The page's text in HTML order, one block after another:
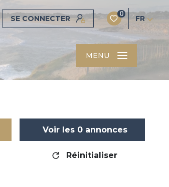
SE CONNECTER
0
FR
MENU
Voir les 0annonces
Réinitialiser